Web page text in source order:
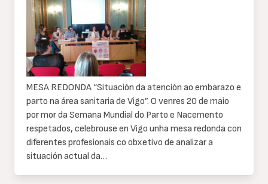
de
texto
MESA REDONDA “Situación da atención ao embarazo e
parto na área sanitaria de Vigo”. O venres 20 de maio
por mor da Semana Mundial do Parto e Nacemento
respetados, celebrouse en Vigo unha mesa redonda con
diferentes profesionais co obxetivo de analizar a
situación actual da…